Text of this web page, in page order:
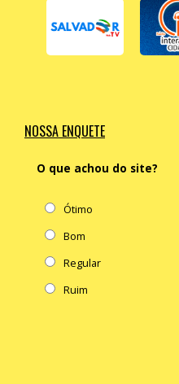
NOSSA ENQUETE
O que achou do site?
Ótimo
Bom
Regular
Ruim